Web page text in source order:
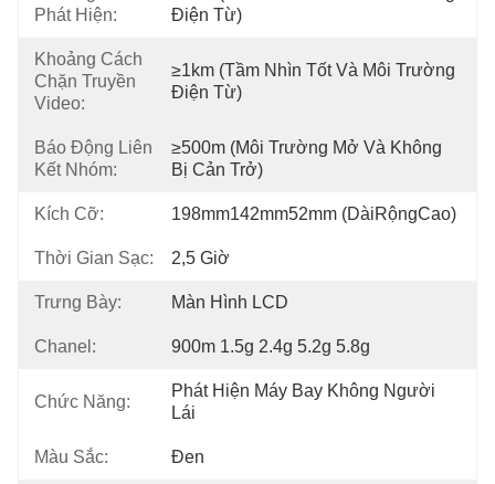
Phát Hiện:
Điện Từ)
Khoảng Cách
Chặn Truyền
Video:
≥1km (tầm Nhìn Tốt Và Môi Trường
Điện Từ)
Báo Động Liên
Kết Nhóm:
≥500m (môi Trường Mở Và Không
Bị Cản Trở)
Kích Cỡ: 198mm142mm52mm (DàiRộngCao)
Thời Gian Sạc: 2,5 Giờ
Trưng Bày: Màn Hình LCD
Chanel: 900m 1.5g 2.4g 5.2g 5.8g
Chức Năng:
Phát Hiện Máy Bay Không Người
Lái
Màu Sắc: Đen